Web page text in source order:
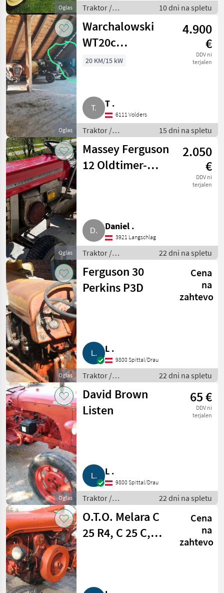
Oglas
Traktor /
Standardni traktor
10 dni na spletu
Oglas
Warchalowski
WT20c
Kompressortraktor
4.900
€
DDV ni
terjalen
20 KM/15 kW
T .
6111 Volders
Traktor /
Standardni traktor
15 dni na spletu
Oglas
Massey Ferguson
12 Oldtimer-
2.050
€
DDV ni
terjalen
Daniel .
3921 Langschlag
Traktor /
Standardni traktor
22 dni na spletu
Oglas
Ferguson 30
Perkins P3D
Cena
na
zahtevo
L .
9800 Spittal/Drau
Traktor /
Standardni traktor
22 dni na spletu
Oglas
David Brown
Listen
65 €
DDV ni
terjalen
L .
9800 Spittal/Drau
Traktor /
Standardni traktor
22 dni na spletu
O.T.O. Melara C
25 R4, C 25 C,
Cena
na
zahtevo